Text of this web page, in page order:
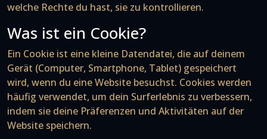
welche Rechte du hast, sie zu kontrollieren.
Was ist ein Cookie?
Ein Cookie ist eine kleine Datendatei, die auf deinem
Gerät (Computer, Smartphone, Tablet) gespeichert
wird, wenn du eine Website besuchst. Cookies werden
häufig verwendet, um dein Surferlebnis zu verbessern,
indem sie deine Präferenzen und Aktivitäten auf der
Website speichern.